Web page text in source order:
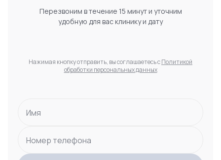
Перезвоним в течение 15 минут и уточним
удобную для вас клинику и дату
Нажимая кнопку отправить, вы соглашаетесь сПолитикой
обработки персональных данных
Имя
Номер телефона